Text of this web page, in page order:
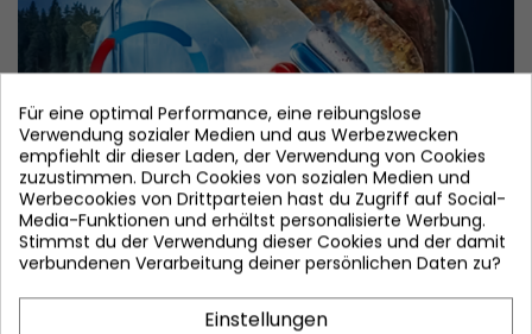
Für eine optimal Performance, eine reibungslose
Verwendung sozialer Medien und aus Werbezwecken
empfiehlt dir dieser Laden, der Verwendung von Cookies
zuzustimmen. Durch Cookies von sozialen Medien und
Werbecookies von Drittparteien hast du Zugriff auf Social-
Media-Funktionen und erhältst personalisierte Werbung.
Stimmst du der Verwendung dieser Cookies und der damit
verbundenen Verarbeitung deiner persönlichen Daten zu?
Einstellungen